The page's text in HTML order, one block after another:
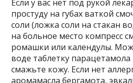
Если у вас нет под рукой
простуду на губах ваткой
соли (ложка соли на стакан
на больное место компресс
ромашки или календулы.
воде таблетку
смажьте кожу. Если нет
аромамасла бергамота,